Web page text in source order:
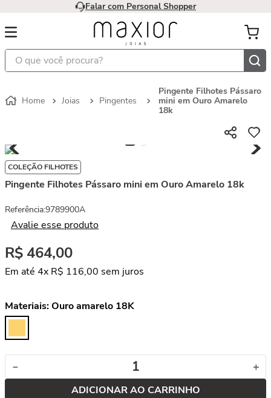
Falar com Personal Shopper
O que você procura?
Joias Pingentes
Pingente Filhotes Pássaro
mini em Ouro Amarelo
18k
COLEÇÃO FILHOTES
Pingente Filhotes Pássaro mini em Ouro Amarelo 18k
Referência:9789900A
Avalie esse produto
R$ 464,00
Em até 4x R$ 116,00 sem juros
Materiais:Ouro amarelo 18K
＋
－
ADICIONAR AO CARRINHO